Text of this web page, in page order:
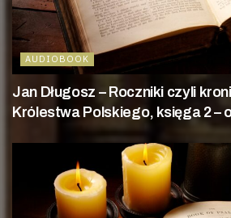
AUDIOBOOK
Jan Długosz – Roczniki czyli
Królestwa Polskiego, księga 2 –